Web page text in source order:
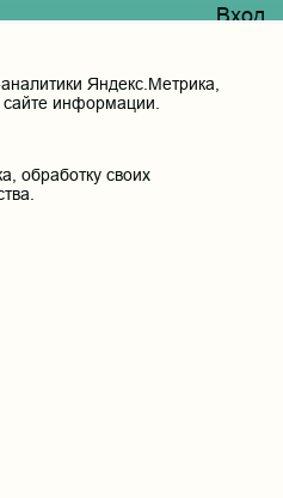
Вход
Яндекс.Метрика,
информации.
обработку своих